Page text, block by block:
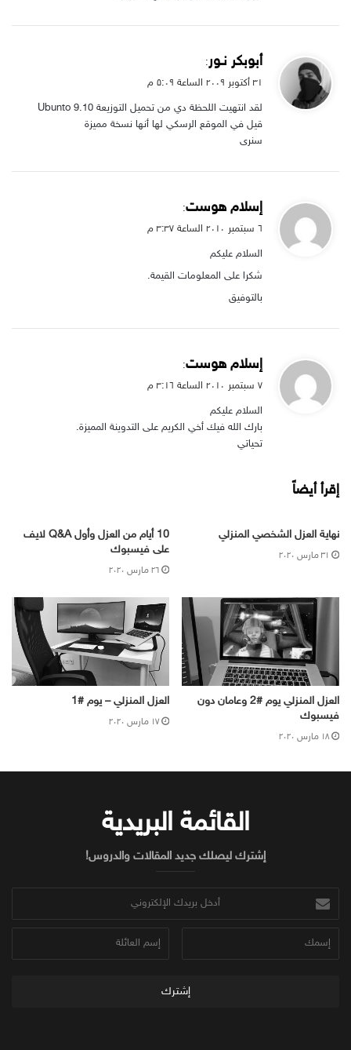
ي
ل
أبوبكر نـور:
۳۱ أكتوبر ۲۰۰۹ الساعة ۵:۰۹ م
لقد انتهيت اللحظة دي من تحميل التوزيعة Ubunto 9.10
قيل في الموقع الرسكي لها أنها نسخة مميزة
سنرى
ي
ل
إسلام هوست:
٦ سبتمبر ۲۰۱۰ الساعة ۳:۳۷ م
السلام عليكم
شكرا على المعلومات القيمة.
بالتوفيق
ي
ل
إسلام هوست:
۷ سبتمبر ۲۰۱۰ الساعة ۳:۱٦ م
السلام عليكم
بارك الله فيك أخي الكريم على التدوينة المميزة.
تحياتي
إقرأ أيضاً
نهاية العزل الشخصي المنزلي
۳۱ مارس ۲۰۲۰
10 أيام من العزل وأول Q&A لايف
على فيسبوك
۲٦ مارس ۲۰۲۰
العزل المنزلي يوم #2 وعامان دون
فيسبوك
۱۸ مارس ۲۰۲۰
العزل المنزلي – يوم #1
۱۷ مارس ۲۰۲۰
القائمة البريدية
إشترك ليصلك جديد المقالات والدروس!
أدخل
بريدك
إسمك
إسم
العائلة